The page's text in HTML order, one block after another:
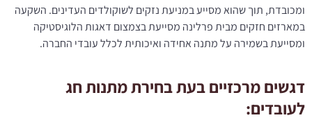
ומכובדת, תוך שהוא מסייע במניעת נזקים לשוקולדים העדינים. השקעה
במארזים חזקים מבית פרלינה מסייעת בצמצום דאגות הלוגיסטיקה
ומסייעת בשמירה על מתנה אחידה ואיכותית לכלל עובדי החברה.
דגשים מרכזיים בעת בחירת מתנות חג
לעובדים: